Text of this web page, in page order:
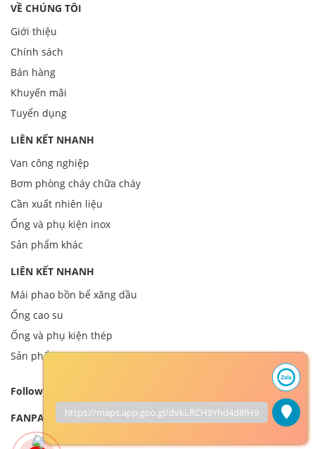
VỀ CHÚNG TÔI
Giới thiệu
Chính sách
Bán hàng
Khuyến mãi
Tuyển dụng
LIÊN KẾT NHANH
Van công nghiệp
Bơm phòng cháy chữa cháy
Cần xuất nhiên liệu
Ống và phụ kiện inox
Sản phẩm khác
LIÊN KẾT NHANH
Mái phao bồn bể xăng dầu
Ống cao su
Ống và phụ kiện thép
Sản phẩm khác
Follow us
FANPAGE FACEBOOKhttps://maps.app.goo.gl/dvkLRCH9Yhd4d8fH9